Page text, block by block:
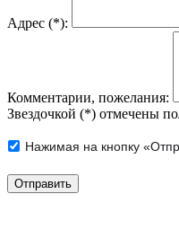
Адрес (*):
Комментарии, пожелания:
Звездочкой (*) отмечены
Нажимая на кнопку